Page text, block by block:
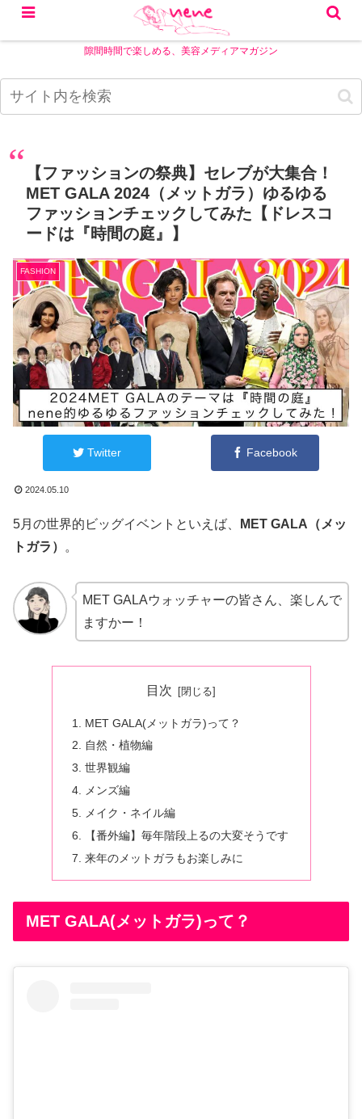
隙間時間で楽しめる、美容メディアマガジン
【ファッションの祭典】セレブが大集合！
MET GALA 2024（メットガラ）ゆるゆる
ファッションチェックしてみた【ドレスコ
ードは『時間の庭』】
FASHION
Twitter Facebook
2024.05.10
5月の世界的ビッグイベントといえば、
MET GALA（メッ
トガラ）
。
MET GALAウォッチャーの皆さん、楽しんで
ますかー！
目次
MET GALA(メットガラ)って？
自然・植物編
世界観編
メンズ編
メイク・ネイル編
【番外編】毎年階段上るの大変そうです
来年のメットガラもお楽しみに
MET GALA(メットガラ)って？